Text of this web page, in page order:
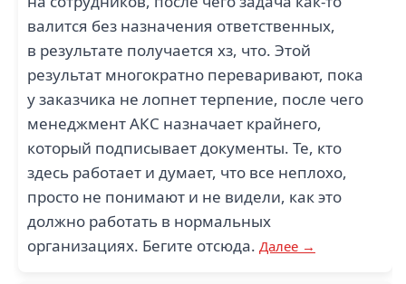
валится без назначения ответственных,
в результате получается хз, что. Этой
результат многократно переваривают, пока
у заказчика не лопнет терпение, после чего
менеджмент АКС назначает крайнего,
который подписывает документы. Те, кто
здесь работает и думает, что все неплохо,
просто не понимают и не видели, как это
должно работать в нормальных
организациях. Бегите отсюда. Далее →